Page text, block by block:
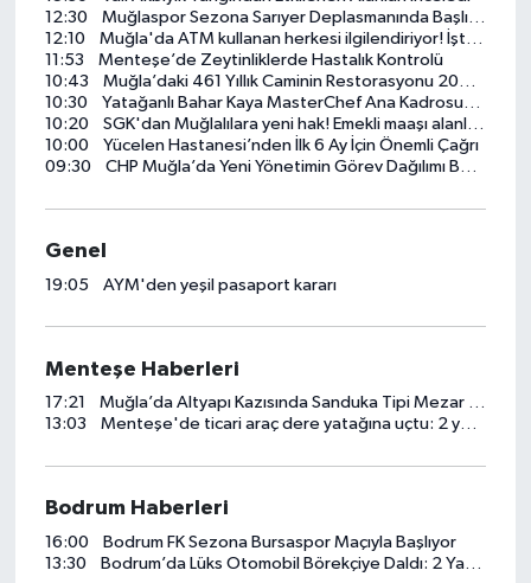
12:30
Muğlaspor Sezona Sarıyer Deplasmanında Başlıyor
12:10
Muğla'da ATM kullanan herkesi ilgilendiriyor! İşte yeni düzen
11:53
Menteşe’de Zeytinliklerde Hastalık Kontrolü
10:43
Muğla’daki 461 Yıllık Caminin Restorasyonu 2027’ye Kaldı
10:30
Yatağanlı Bahar Kaya MasterChef Ana Kadrosunda
10:20
SGK'dan Muğlalılara yeni hak! Emekli maaşı alanlar dikkat
10:00
Yücelen Hastanesi’nden İlk 6 Ay İçin Önemli Çağrı
09:30
CHP Muğla’da Yeni Yönetimin Görev Dağılımı Belli Oldu
Genel
19:05 AYM'den yeşil pasaport kararı
Menteşe Haberleri
17:21
Muğla’da Altyapı Kazısında Sanduka Tipi Mezar Bulundu
13:03
Menteşe'de ticari araç dere yatağına uçtu: 2 yaralı
Bodrum Haberleri
16:00
Bodrum FK Sezona Bursaspor Maçıyla Başlıyor
13:30
Bodrum’da Lüks Otomobil Börekçiye Daldı: 2 Yaralı